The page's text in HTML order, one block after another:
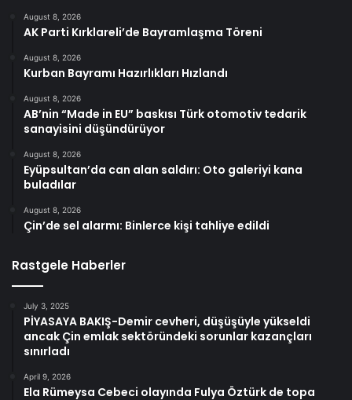
August 8, 2026
AK Parti Kırklareli’de Bayramlaşma Töreni
August 8, 2026
Kurban Bayramı Hazırlıkları Hızlandı
August 8, 2026
AB’nin “Made in EU” baskısı Türk otomotiv tedarik
sanayisini düşündürüyor
August 8, 2026
Eyüpsultan’da can alan saldırı: Oto galeriyi kana
buladılar
August 8, 2026
Çin’de sel alarmı: Binlerce kişi tahliye edildi
Rastgele Haberler
July 3, 2025
PİYASAYA BAKIŞ-Demir cevheri, düşüşüyle yükseldi
ancak Çin emlak sektöründeki sorunlar kazançları
sınırladı
April 9, 2026
Ela Rümeysa Cebeci olayında Fulya Öztürk de topa